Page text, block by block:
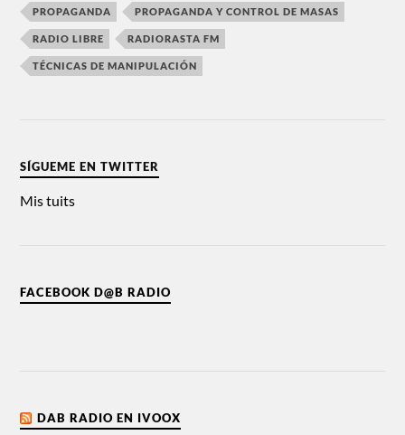
PROPAGANDA PROPAGANDA Y CONTROL DE MASAS
RADIO LIBRE RADIORASTA FM
TÉCNICAS DE MANIPULACIÓN
SÍGUEME EN TWITTER
Mis tuits
FACEBOOK D@B RADIO
DAB RADIO EN IVOOX